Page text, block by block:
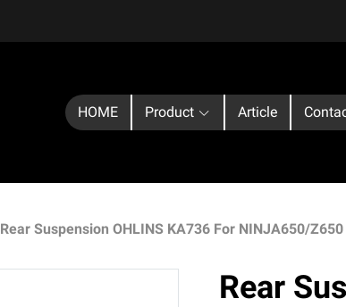
HOME Product Article
Rear Suspension OHLINS KA736 For NINJA650/Z650
Rear